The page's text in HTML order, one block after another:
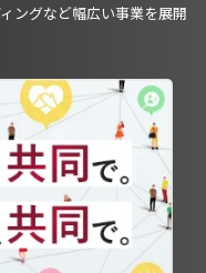
ングなど幅広い事業を展開